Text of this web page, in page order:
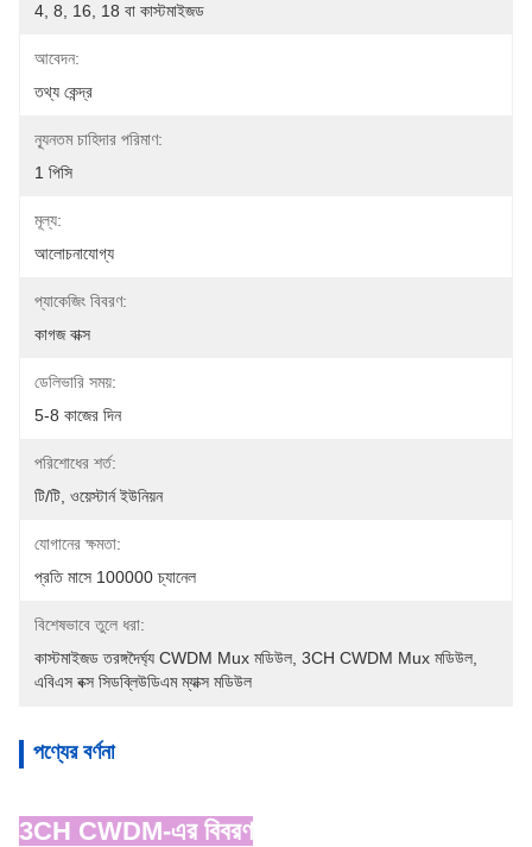
4, 8, 16, 18 বা কাস্টমাইজড
আবেদন:
তথ্য কেন্দ্র
ন্যূনতম চাহিদার পরিমাণ:
1 পিসি
মূল্য:
আলোচনাযোগ্য
প্যাকেজিং বিবরণ:
কাগজ বাক্স
ডেলিভারি সময়:
5-8 কাজের দিন
পরিশোধের শর্ত:
টি/টি, ওয়েস্টার্ন ইউনিয়ন
যোগানের ক্ষমতা:
প্রতি মাসে 100000 চ্যানেল
বিশেষভাবে তুলে ধরা:
কাস্টমাইজড তরঙ্গদৈর্ঘ্য CWDM Mux মডিউল 3CH CWDM Mux মডিউল
এবিএস বক্স সিডব্লিউডিএম ম্যাক্স মডিউল
পণ্যের বর্ণনা
3CH CWDM-এর বিবরণ